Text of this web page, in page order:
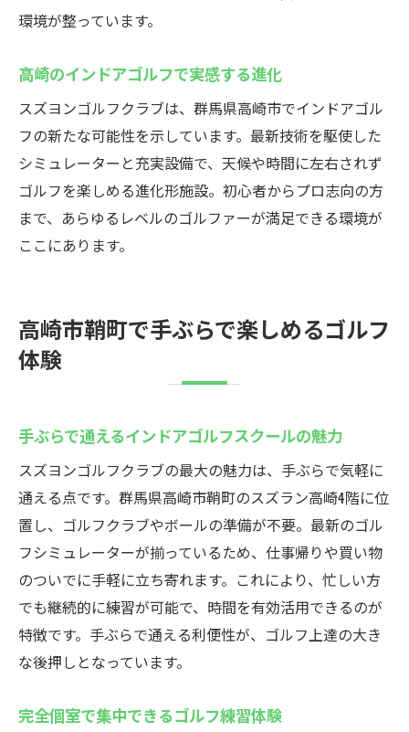
環境が整っています。
高崎のインドアゴルフで実感する進化
スズヨンゴルフクラブは、群馬県高崎市でインドアゴル
フの新たな可能性を示しています。最新技術を駆使した
シミュレーターと充実設備で、天候や時間に左右されず
ゴルフを楽しめる進化形施設。初心者からプロ志向の方
まで、あらゆるレベルのゴルファーが満足できる環境が
ここにあります。
高崎市鞘町で手ぶらで楽しめるゴルフ
体験
手ぶらで通えるインドアゴルフスクールの魅力
スズヨンゴルフクラブの最大の魅力は、手ぶらで気軽に
通える点です。群馬県高崎市鞘町のスズラン高崎4階に位
置し、ゴルフクラブやボールの準備が不要。最新のゴル
フシミュレーターが揃っているため、仕事帰りや買い物
のついでに手軽に立ち寄れます。これにより、忙しい方
でも継続的に練習が可能で、時間を有効活用できるのが
特徴です。手ぶらで通える利便性が、ゴルフ上達の大き
な後押しとなっています。
完全個室で集中できるゴルフ練習体験